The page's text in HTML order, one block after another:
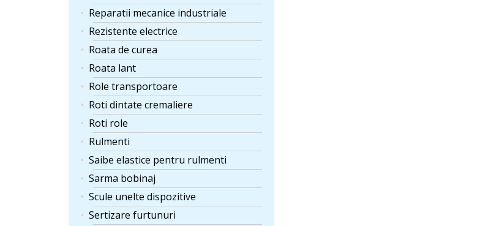
Reparatii mecanice industriale
Rezistente electrice
Roata de curea
Roata lant
Role transportoare
Roti dintate cremaliere
Roti role
Rulmenti
Saibe elastice pentru rulmenti
Sarma bobinaj
Scule unelte dispozitive
Sertizare furtunuri